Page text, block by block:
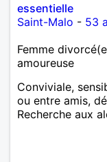
essentielle
Saint-Malo - 53
Femme
amoureuse
Conviviale,
ou entre amis,
Recherche aux